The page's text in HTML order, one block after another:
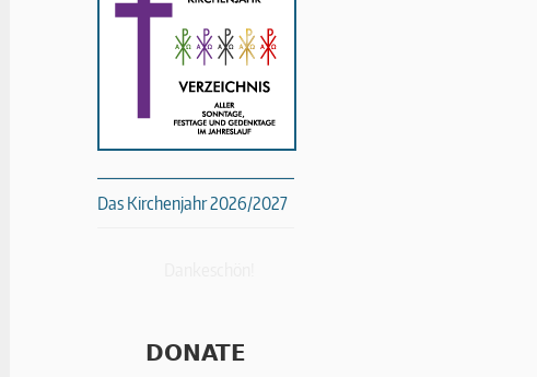
Das Kirchenjahr 2026/2027
DONATE